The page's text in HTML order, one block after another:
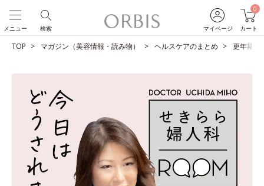
マイページ
0
カート
検索
メニュー
TOP マガジン（美容情報・読み物） ヘルスケアのまとめ 更年期症